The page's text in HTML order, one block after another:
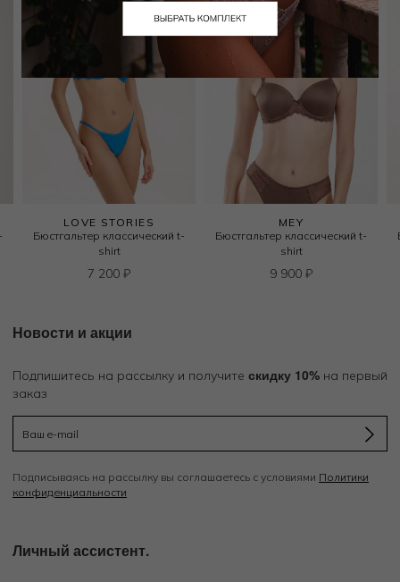
LOVE STORIES
Бюстгальтер классический t-
shirt
7 200 ₽
MEY
Бюстгальтер классический t-
shirt
9 900 ₽
Новости и акции
Подпишитесь на рассылку и получите скидку 10% на первый
заказ
Подписываясь на рассылку вы соглашаетесь с условиями Политики
конфиденциальности
Личный ассистент.